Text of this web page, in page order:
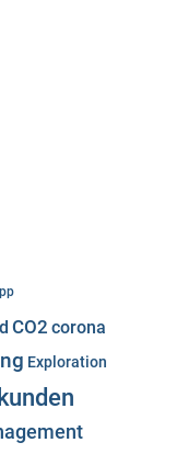
CO2 corona
Exploration
kunden